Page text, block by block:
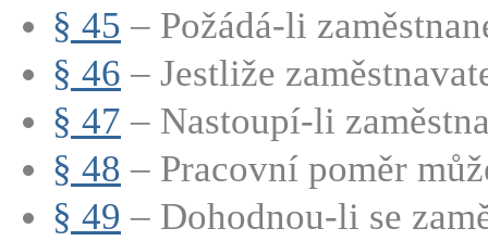
§ 45 – Požádá-li
§ 46 – Jestliže
§ 47 – Nastoupí-li
§ 48 – Pracovní poměr
§ 49 – Dohodnou-li se